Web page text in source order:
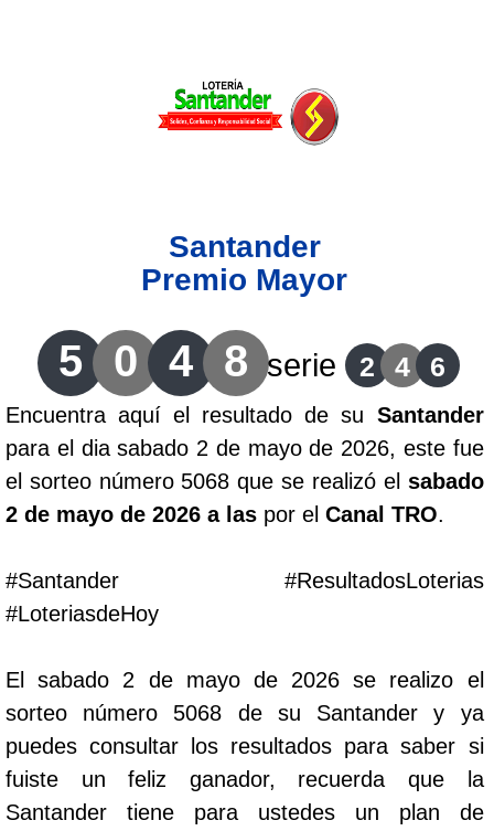
Lotería de Risaralda
Lotería de Santander
Lotería del Cauca
Lotería de Boyaca
Extra de Colombia
Antioqueñita Día
Antioqueñita Tarde
Astro Luna
Cafeterito Tarde
Santander
Premio Mayor
5 0 4 8 serie 2 4 6
Encuentra aquí el resultado de su Santander
para el dia sabado 2 de mayo de 2026, este fue
el sorteo número 5068 que se realizó el sabado
2 de mayo de 2026 a las por el Canal TRO.
#Santander #ResultadosLoterias
#LoteriasdeHoy
El sabado 2 de mayo de 2026 se realizo el
sorteo número 5068 de su Santander y ya
puedes consultar los resultados para saber si
fuiste un feliz ganador, recuerda que la
Santander tiene para ustedes un plan de